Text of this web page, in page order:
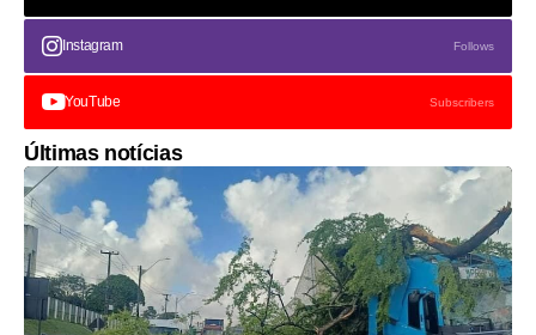
Instagram Follows
YouTube Subscribers
Últimas notícias